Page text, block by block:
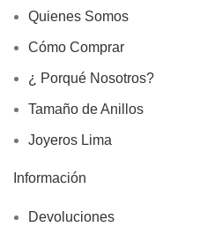
Quienes Somos
Cómo Comprar
¿ Porqué Nosotros?
Tamaño de Anillos
Joyeros Lima
Información
Devoluciones